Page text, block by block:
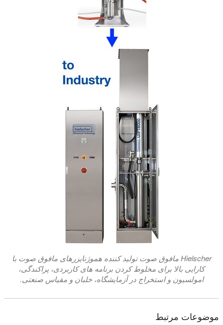
Hielscher مافوق صوت تولید کننده هموژنایزرهای مافوق صوت با
کارایی بالا برای مخلوط کردن برنامه های کاربردی، پراکندگی،
امولسیون و استخراج در آزمایشگاه، خلبان و مقیاس صنعتی.
موضوعات مرتبط